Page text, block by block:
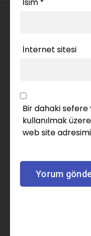
İsim *
İnternet sitesi
Bir dahaki sefere
kullanılmak
web site